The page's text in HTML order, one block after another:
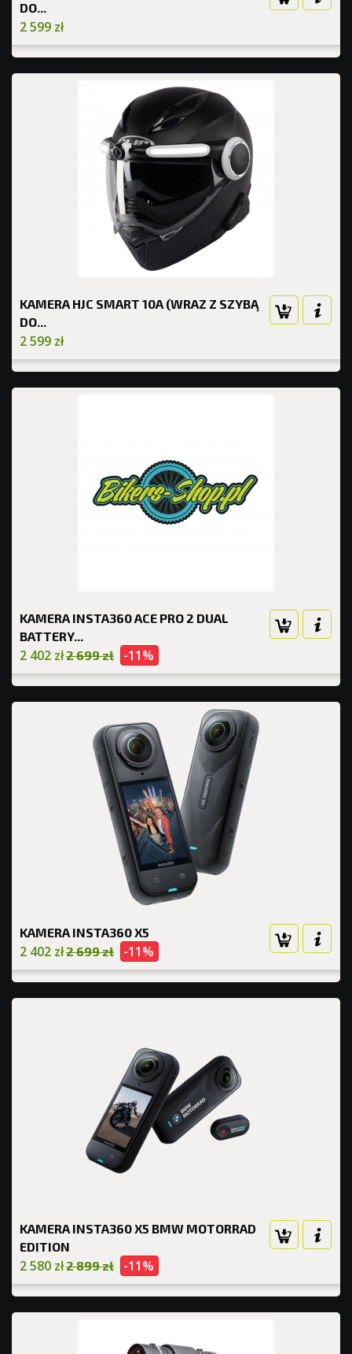
DO...
2 599 zł
KAMERA HJC SMART 10A (WRAZ Z SZYBĄ
DO...
2 599 zł
KAMERA INSTA360 ACE PRO 2 DUAL
BATTERY...
2 402 zł2 699 zł -11%
KAMERA INSTA360 X5
2 402 zł2 699 zł -11%
KAMERA INSTA360 X5 BMW MOTORRAD
EDITION
2 580 zł2 899 zł -11%